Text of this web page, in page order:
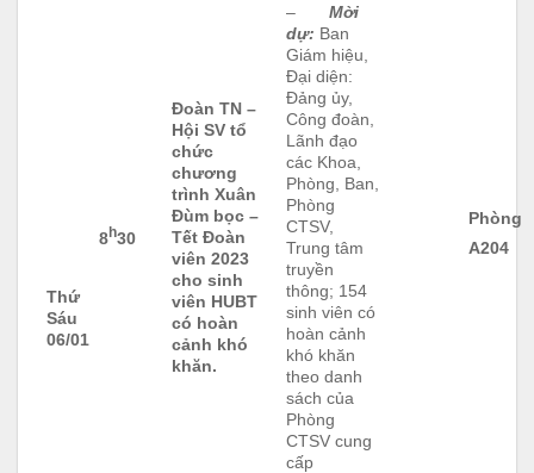
Thứ
Sáu
06/01
8h30
Đoàn TN –
Hội SV tổ
chức
chương
trình Xuân
Đùm bọc –
Tết Đoàn
viên 2023
cho sinh
viên HUBT
có hoàn
cảnh khó
khăn.
–Mời
dự: Ban
Giám hiệu,
Đại diện:
Đảng ủy,
Công đoàn,
Lãnh đạo
các Khoa,
Phòng, Ban,
Phòng
CTSV,
Trung tâm
truyền
thông; 154
sinh viên có
hoàn cảnh
khó khăn
theo danh
sách của
Phòng
CTSV cung
cấp
Phòng
A204